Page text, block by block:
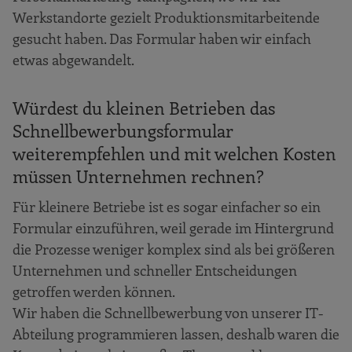
Werkstandorte gezielt Produktionsmitarbeitende
gesucht haben. Das Formular haben wir einfach
etwas abgewandelt.
Würdest du kleinen Betrieben das
Schnellbewerbungsformular
weiterempfehlen und mit welchen Kosten
müssen Unternehmen rechnen?
Für kleinere Betriebe ist es sogar einfacher so ein
Formular einzuführen, weil gerade im Hintergrund
die Prozesse weniger komplex sind als bei größeren
Unternehmen und schneller Entscheidungen
getroffen werden können.
Wir haben die Schnellbewerbung von unserer IT-
Abteilung programmieren lassen, deshalb waren die